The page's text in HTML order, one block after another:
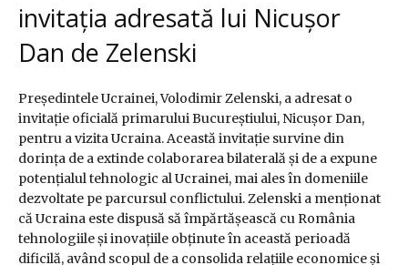
invitația adresată lui Nicușor
Dan de Zelenski
Președintele Ucrainei, Volodimir Zelenski, a adresat o
invitație oficială primarului Bucureștiului, Nicușor Dan,
pentru a vizita Ucraina. Această invitație survine din
dorința de a extinde colaborarea bilaterală și de a expune
potențialul tehnologic al Ucrainei, mai ales în domeniile
dezvoltate pe parcursul conflictului. Zelenski a menționat
că Ucraina este dispusă să împărtășească cu România
tehnologiile și inovațiile obținute în această perioadă
dificilă, având scopul de a consolida relațiile economice și